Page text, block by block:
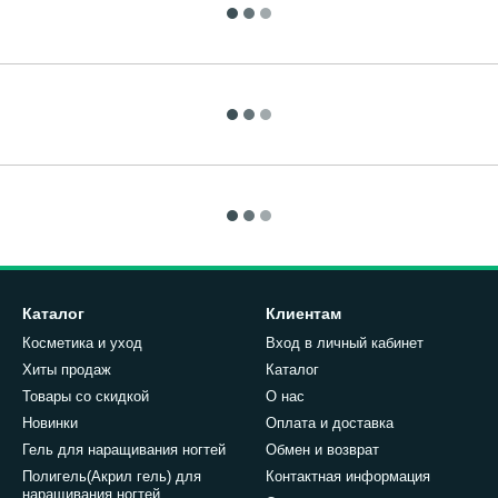
Каталог
Косметика и уход
Хиты продаж
Товары со скидкой
Новинки
Гель для наращивания ногтей
Полигель(Акрил гель) для
наращивания ногтей
Клиентам
Вход в личный кабинет
Каталог
О нас
Оплата и доставка
Обмен и возврат
Контактная информация